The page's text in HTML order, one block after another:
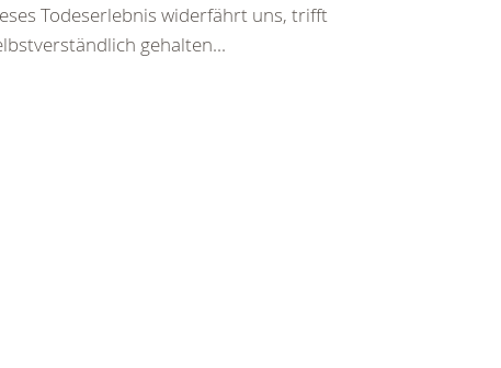
Todeserlebnis widerfährt uns, trifft
gehalten...